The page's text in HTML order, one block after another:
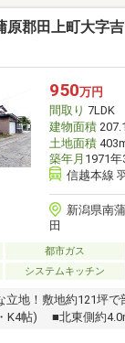
タートできます。【
ン新規交換浴室：ユ
換トイレ：1F交換・
スクリーニング等※
原郡田上町大字
950万円
間取り 7LDK
建物面積
土地面積
築年月 1971
信越本線
新潟県南
田
都市ガス
システムキッチン
立地！敷地約121坪で
K4帖) ■北東側約